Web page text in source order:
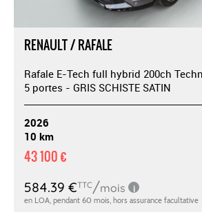
RENAULT / RAFALE
Rafale E-Tech full hybrid 200ch
5 portes - GRIS SCHISTE SATIN
2026
10 km
43 100 €